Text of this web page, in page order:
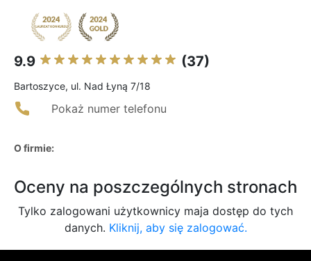
9.9 (37)
Bartoszyce, ul. Nad Łyną 7/18
Pokaż numer telefonu
O firmie:
Oceny na poszczególnych stronach
Tylko zalogowani użytkownicy maja dostęp do tych
danych. Kliknij, aby się zalogować.